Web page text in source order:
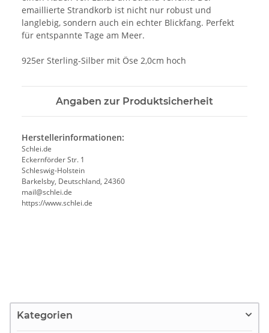
emaillierte Strandkorb ist nicht nur robust und
langlebig, sondern auch ein echter Blickfang. Perfekt
für entspannte Tage am Meer.
925er Sterling-Silber mit Öse 2,0cm hoch
Angaben zur Produktsicherheit
Herstellerinformationen:
Schlei.de
Eckernförder Str. 1
Schleswig-Holstein
Barkelsby, Deutschland, 24360
mail@schlei.de
https://www.schlei.de
Kategorien